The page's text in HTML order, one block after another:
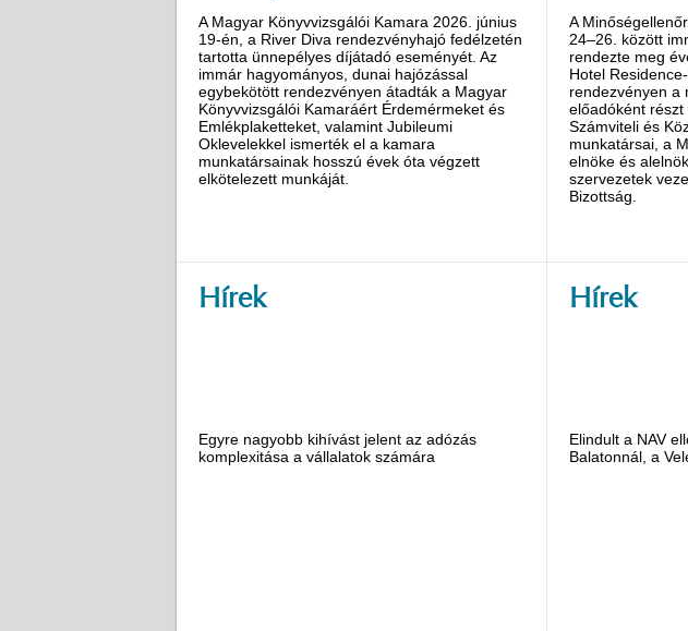
A Magyar Könyvvizsgálói Kamara 2026. június
19-én, a River Diva rendezvényhajó fedélzetén
tartotta ünnepélyes díjátadó eseményét. Az
immár hagyományos, dunai hajózással
egybekötött rendezvényen átadták a Magyar
Könyvvizsgálói Kamaráért Érdemérmeket és
Emlékplaketteket, valamint Jubileumi
Oklevelekkel ismerték el a kamara
munkatársainak hosszú évek óta végzett
elkötelezett munkáját.
A
24–26. között
rendezte meg
Hotel
rendezvényen a
előadóként
Számviteli és
munkatársai, a
elnöke és
szervezetek
Bizottság.
Hírek
Egyre nagyobb kihívást jelent az adózás
komplexitása a vállalatok számára
Hírek
Elindult a NAV
Balatonnál, a